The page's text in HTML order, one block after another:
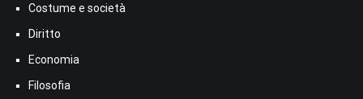
Costume e società
Diritto
Economia
Filosofia